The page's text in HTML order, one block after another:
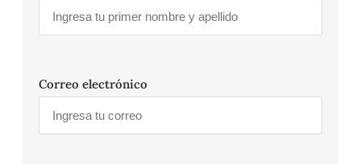
Correo electrónico